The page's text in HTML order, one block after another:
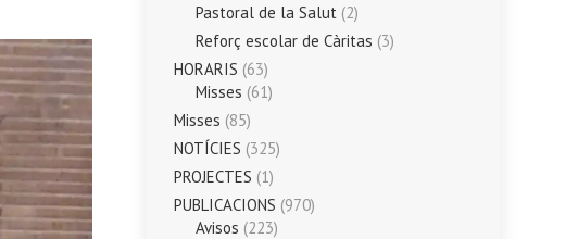
Pastoral de la Salut (2)
Reforç escolar de Càritas (3)
HORARIS (63)
Misses (61)
Misses (85)
NOTÍCIES (325)
PROJECTES (1)
PUBLICACIONS (970)
Avisos (223)